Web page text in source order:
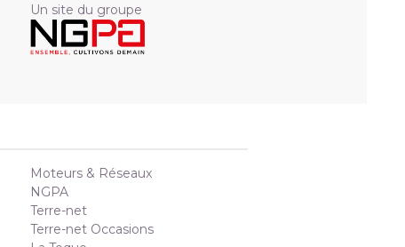
Un site du groupe
Moteurs & Réseaux
NGPA
Terre-net
Terre-net Occasions